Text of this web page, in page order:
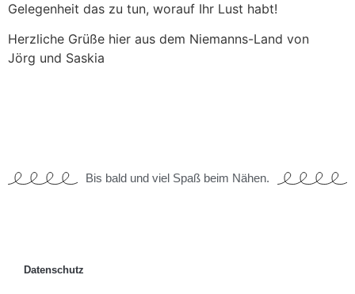
Gelegenheit das zu tun, worauf Ihr Lust habt!
Herzliche Grüße hier aus dem Niemanns-Land von
Jörg und Saskia
Bis bald und viel Spaß beim Nähen.
Datenschutz